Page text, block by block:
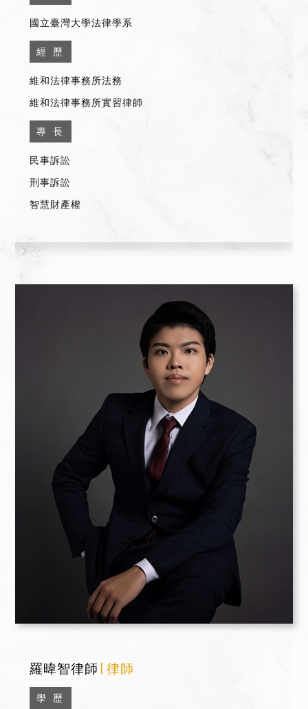
國立臺灣大學法律學系
經 歷
維和法律事務所法務
維和法律事務所實習律師
專 長
民事訴訟
刑事訴訟
智慧財產權
羅暐智律師 ∣ 律師
學 歷